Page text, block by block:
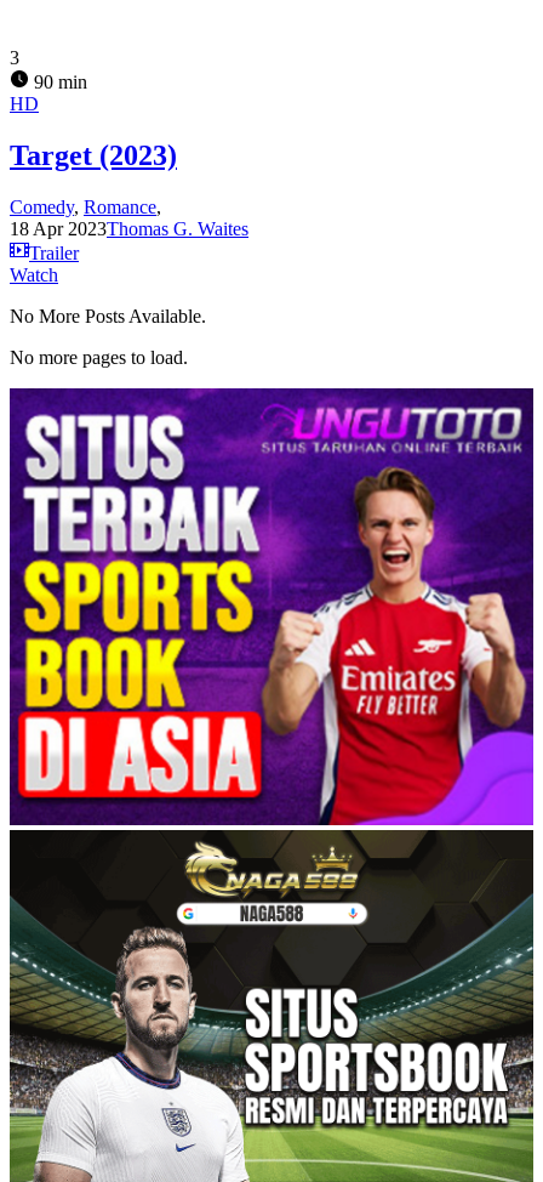
3
90 min
HD
Target (2023)
Comedy, Romance,
18 Apr 2023Thomas G. Waites
Trailer
Watch
No More Posts Available.
No more pages to load.